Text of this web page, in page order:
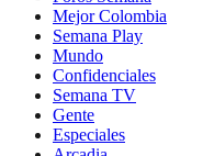
Mejor Colombia
Semana Play
Mundo
Confidenciales
Semana TV
Gente
Especiales